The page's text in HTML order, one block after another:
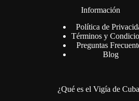
Información
Política de
Términos y
Preguntas
Blog
¿Qué es el Vigía de